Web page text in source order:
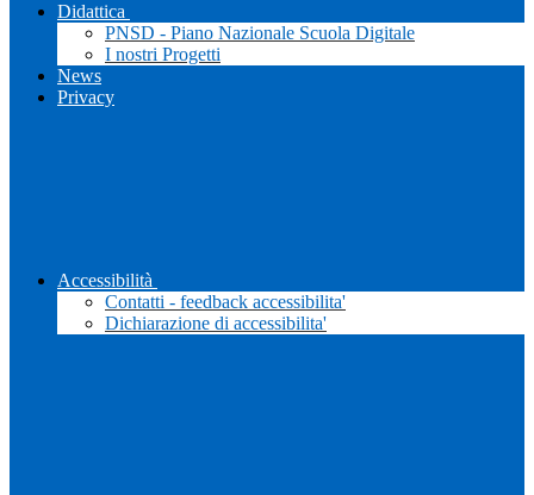
Didattica
PNSD - Piano Nazionale Scuola Digitale
I nostri Progetti
News
Privacy
Accessibilità
Contatti - feedback accessibilita'
Dichiarazione di accessibilita'